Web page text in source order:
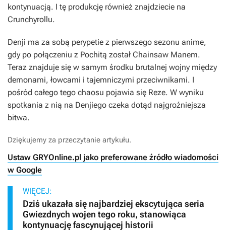
kontynuacją. I tę produkcję również znajdziecie na
Crunchyrollu.
Denji ma za sobą perypetie z pierwszego sezonu anime,
gdy po połączeniu z Pochitą został Chainsaw Manem.
Teraz znajduje się w samym środku brutalnej wojny między
demonami, łowcami i tajemniczymi przeciwnikami. I
pośród całego tego chaosu pojawia się Reze. W wyniku
spotkania z nią na Denjiego czeka dotąd najgroźniejsza
bitwa.
Dziękujemy za przeczytanie artykułu.
Ustaw GRYOnline.pl jako preferowane źródło wiadomości
w Google
WIĘCEJ:
Dziś ukazała się najbardziej ekscytująca seria
Gwiezdnych wojen tego roku, stanowiąca
kontynuację fascynującej historii